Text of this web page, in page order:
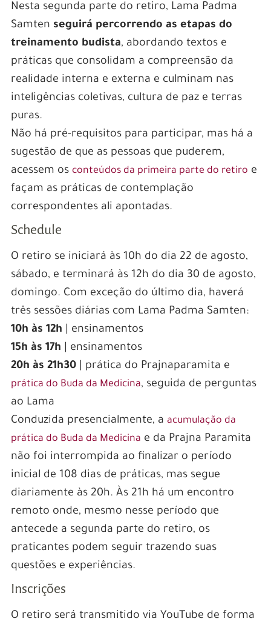
Nesta segunda parte do retiro, Lama Padma
Samten seguirá percorrendo as etapas do
treinamento budista, abordando textos e
práticas que consolidam a compreensão da
realidade interna e externa e culminam nas
inteligências coletivas, cultura de paz e terras
puras.
Não há pré-requisitos para participar, mas há a
sugestão de que as pessoas que puderem,
acessem os conteúdos da primeira parte do retiro e
façam as práticas de contemplação
correspondentes ali apontadas.
Schedule
O retiro se iniciará às 10h do dia 22 de agosto,
sábado, e terminará às 12h do dia 30 de agosto,
domingo. Com exceção do último dia, haverá
três sessões diárias com Lama Padma Samten:
10h às 12h | ensinamentos
15h às 17h | ensinamentos
20h às 21h30| prática do Prajnaparamita e
prática do Buda da Medicina, seguida de perguntas
ao Lama
Conduzida presencialmente, a acumulação da
prática do Buda da Medicina e da Prajna Paramita
não foi interrompida ao finalizar o período
inicial de 108 dias de práticas, mas segue
diariamente às 20h. Às 21h há um encontro
remoto onde, mesmo nesse período que
antecede a segunda parte do retiro, os
praticantes podem seguir trazendo suas
questões e experiências.
Inscrições
O retiro será transmitido via YouTube de forma